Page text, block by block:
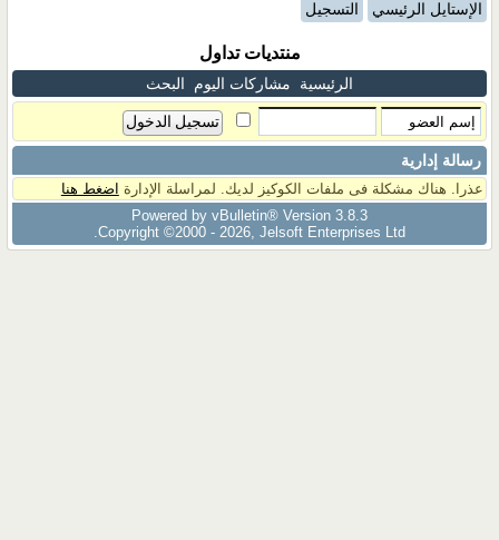
الإستايل الرئيسي التسجيل
منتديات تداول
الرئيسية مشاركات اليوم البحث
رسالة إدارية
عذرا. هناك مشكلة فى ملفات الكوكيز لديك. لمراسلة الإدارة اضغط هنا
Powered by vBulletin® Version 3.8.3
Copyright ©2000 - 2026, Jelsoft Enterprises Ltd.